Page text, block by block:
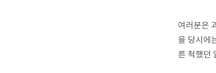
여러분은
을 당시에
른 척했던